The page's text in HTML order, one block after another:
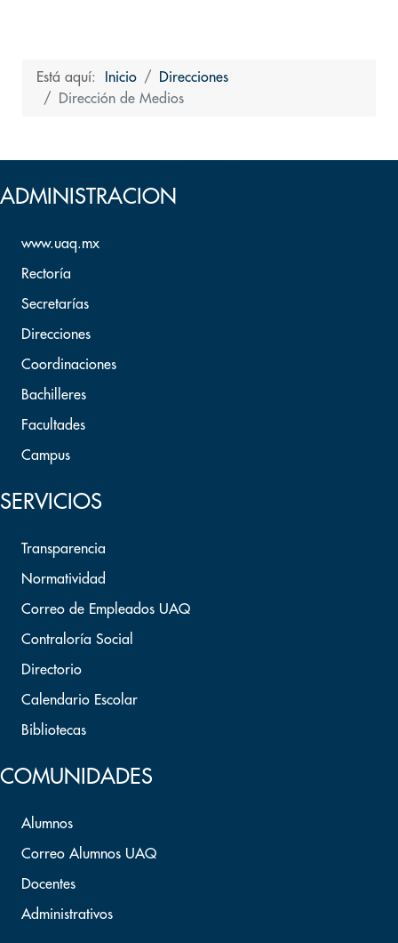
Está aquí: Inicio
Direcciones
Dirección de Medios
ADMINISTRACION
www.uaq.mx
Rectoría
Secretarías
Direcciones
Coordinaciones
Bachilleres
Facultades
Campus
SERVICIOS
Transparencia
Normatividad
Correo de Empleados UAQ
Contraloría Social
Directorio
Calendario Escolar
Bibliotecas
COMUNIDADES
Alumnos
Correo Alumnos UAQ
Docentes
Administrativos